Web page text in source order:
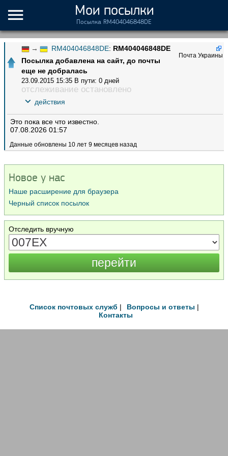
Мои посылки
Посылка RM404046848DE
Почта Украины
→ RM404046848DE: RM404046848DE
Посылка добавлена на сайт, до почты
еще не добралась
23.09.2015 15:35 В пути: 0 дней
отслеживание остановлено
действия
Это пока все что известно.
07.08.2026 01:57
Данные обновлены 10 лет 9 месяцев назад
Новое у нас
Наше расширение для браузера
Черный список посылок
Отследить вручную
Список почтовых служб | Вопросы и ответы |
Контакты